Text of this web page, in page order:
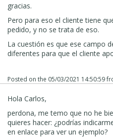
gracias.
Pero para eso el cliente tiene
pedido, y no se trata de eso.
La cuestión es que ese campo
diferentes para que el cliente
Posted on the 05/03/2021 14:50:59
Hola Carlos,
perdona, me temo que no he
quieres hacer: ¿podrías
en enlace para ver un ejemplo?